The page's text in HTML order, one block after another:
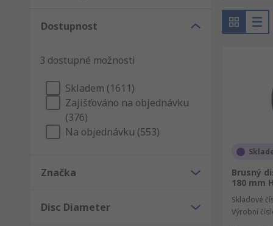
Dostupnost
3 dostupné možnosti
Skladem (1611)
Zajišťováno na objednávku
(376)
Na objednávku (553)
Značka
Disc Diameter
Brusný
180 mm
Skladové
Výrobní